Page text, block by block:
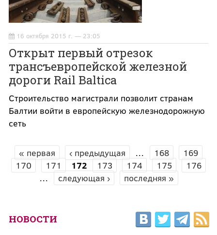
16 октября 2015 г. — 23:05
Открыт первый отрезок
трансъевропейской железной
дороги Rail Baltica
Строительство магистрали позволит странам
Балтии войти в европейскую железнодорожную
сеть
СТРАНИЦЫ
« первая ‹ предыдущая … 168
169
170
171 172 173 174 175
176
…
следующая › последняя »
НОВОСТИ